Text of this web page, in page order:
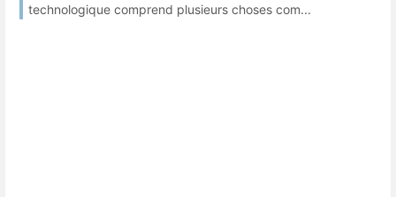
technologique comprend plusieurs choses com...